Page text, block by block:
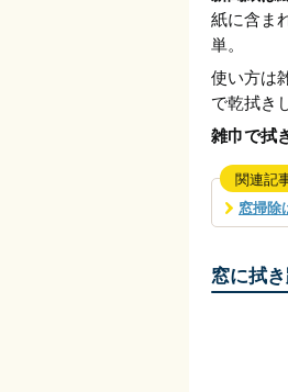
紙に含ま
単。
使い方は
で乾拭き
雑巾で拭
関連記
窓掃除
窓に拭